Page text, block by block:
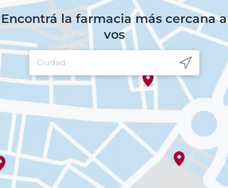
Encontrá la farmacia más cercana a
vos